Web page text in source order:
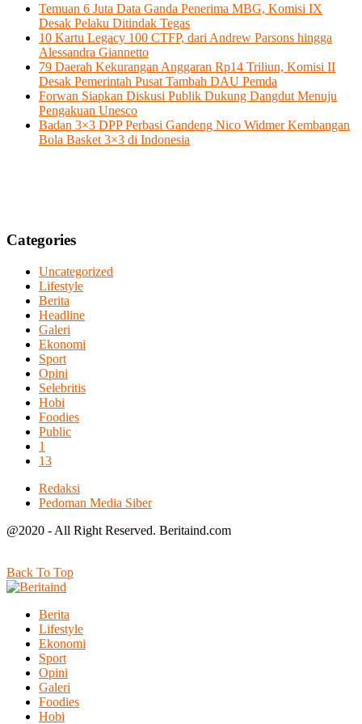
Temuan 6 Juta Data Ganda Penerima MBG, Komisi IX
Desak Pelaku Ditindak Tegas
10 Kartu Legacy 100 CTFP, dari Andrew Parsons hingga
Alessandra Giannetto
79 Daerah Kekurangan Anggaran Rp14 Triliun, Komisi II
Desak Pemerintah Pusat Tambah DAU Pemda
Forwan Siapkan Diskusi Publik Dukung Dangdut Menuju
Pengakuan Unesco
Badan 3×3 DPP Perbasi Gandeng Nico Widmer Kembangan
Bola Basket 3×3 di Indonesia
Categories
Uncategorized
Lifestyle
Berita
Headline
Galeri
Ekonomi
Sport
Opini
Selebritis
Hobi
Foodies
Public
1
13
Redaksi
Pedoman Media Siber
@2020 - All Right Reserved. Beritaind.com
Back To Top
Berita
Lifestyle
Ekonomi
Sport
Opini
Galeri
Foodies
Hobi